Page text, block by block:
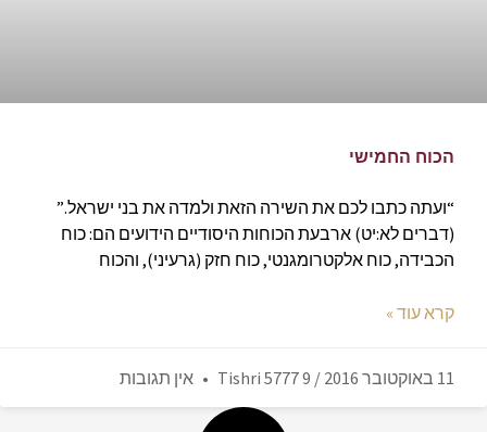
הכוח החמישי
“ועתה כתבו לכם את השירה הזאת ולמדה את בני ישראל.”
(דברים לא:יט) ארבעת הכוחות היסודיים הידועים הם: כוח
הכבידה, כוח אלקטרומגנטי, כוח חזק (גרעיני), והכוח
קרא עוד »
11 באוקטובר 2016 / 9 Tishri 5777 אין תגובות